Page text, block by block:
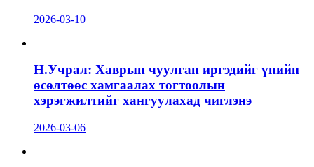
2026-03-10
Н.Учрал: Хаврын чуулган иргэдийг үнийн
өсөлтөөс хамгаалах тогтоолын
хэрэгжилтийг хангуулахад чиглэнэ
2026-03-06